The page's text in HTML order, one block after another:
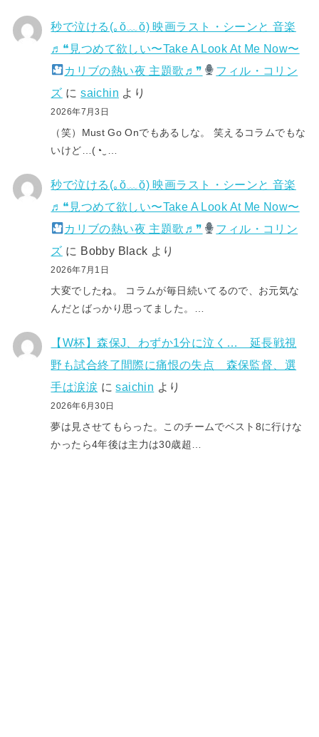
秒で泣ける(⁠｡⁠ŏ⁠﹏⁠ŏ⁠) 映画ラスト・シーンと 音楽
♬❝見つめて欲しい〜Take A Look At Me Now〜
カリブの熱い夜 主題歌♬❞
フィル・コリン
ズ にsaichin より
2026年7月3日
（笑）Must Go Onでもあるしな。 笑えるコラムでもな
いけど…(⁠◔⁠‿⁠…
秒で泣ける(⁠｡⁠ŏ⁠﹏⁠ŏ⁠) 映画ラスト・シーンと 音楽
♬❝見つめて欲しい〜Take A Look At Me Now〜
カリブの熱い夜 主題歌♬❞
フィル・コリン
ズ に Bobby Black より
2026年7月1日
大変でしたね。 コラムが毎日続いてるので、お元気な
んだとばっかり思ってました。…
【W杯】森保J、わずか1分に泣く… 延長戦視
野も試合終了間際に痛恨の失点 森保監督、選
手は涙涙 にsaichin より
2026年6月30日
夢は見させてもらった。このチームでベスト8に行けな
かったら4年後は主力は30歳超…